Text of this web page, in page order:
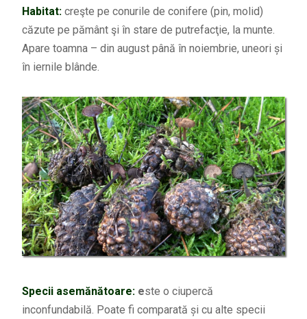
Habitat:creşte pe conurile de conifere (pin, molid)
căzute pe pământ şi în stare de putrefacţie, la munte.
Apare toamna – din august până în noiembrie, uneori și
în iernile blânde.
Specii asemănătoare:este o ciupercă
inconfundabilă. Poate fi comparată și cu alte specii